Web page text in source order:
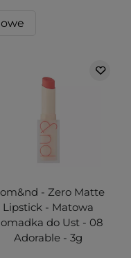
- Zero Matte
Lipstick - Matowa
do Ust - 08
Adorable - 3g